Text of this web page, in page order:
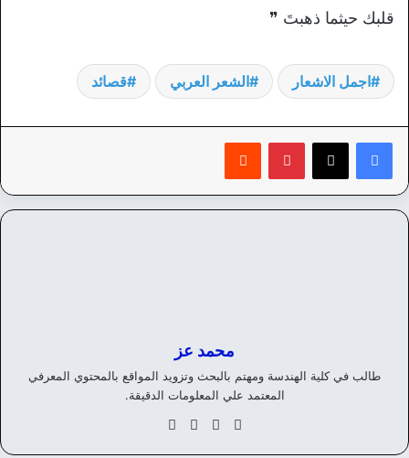
قلبك حيثما ذهبتَ ❞
اجمل الاشعار الشعر العربي قصائد
بينتيريست
محمد عز
طالب في كلية الهندسة ومهتم بالبحث وتزويد المواقع بالمحتوي المعرفي
المعتمد علي المعلومات الدقيقة.
موق
في
‫X